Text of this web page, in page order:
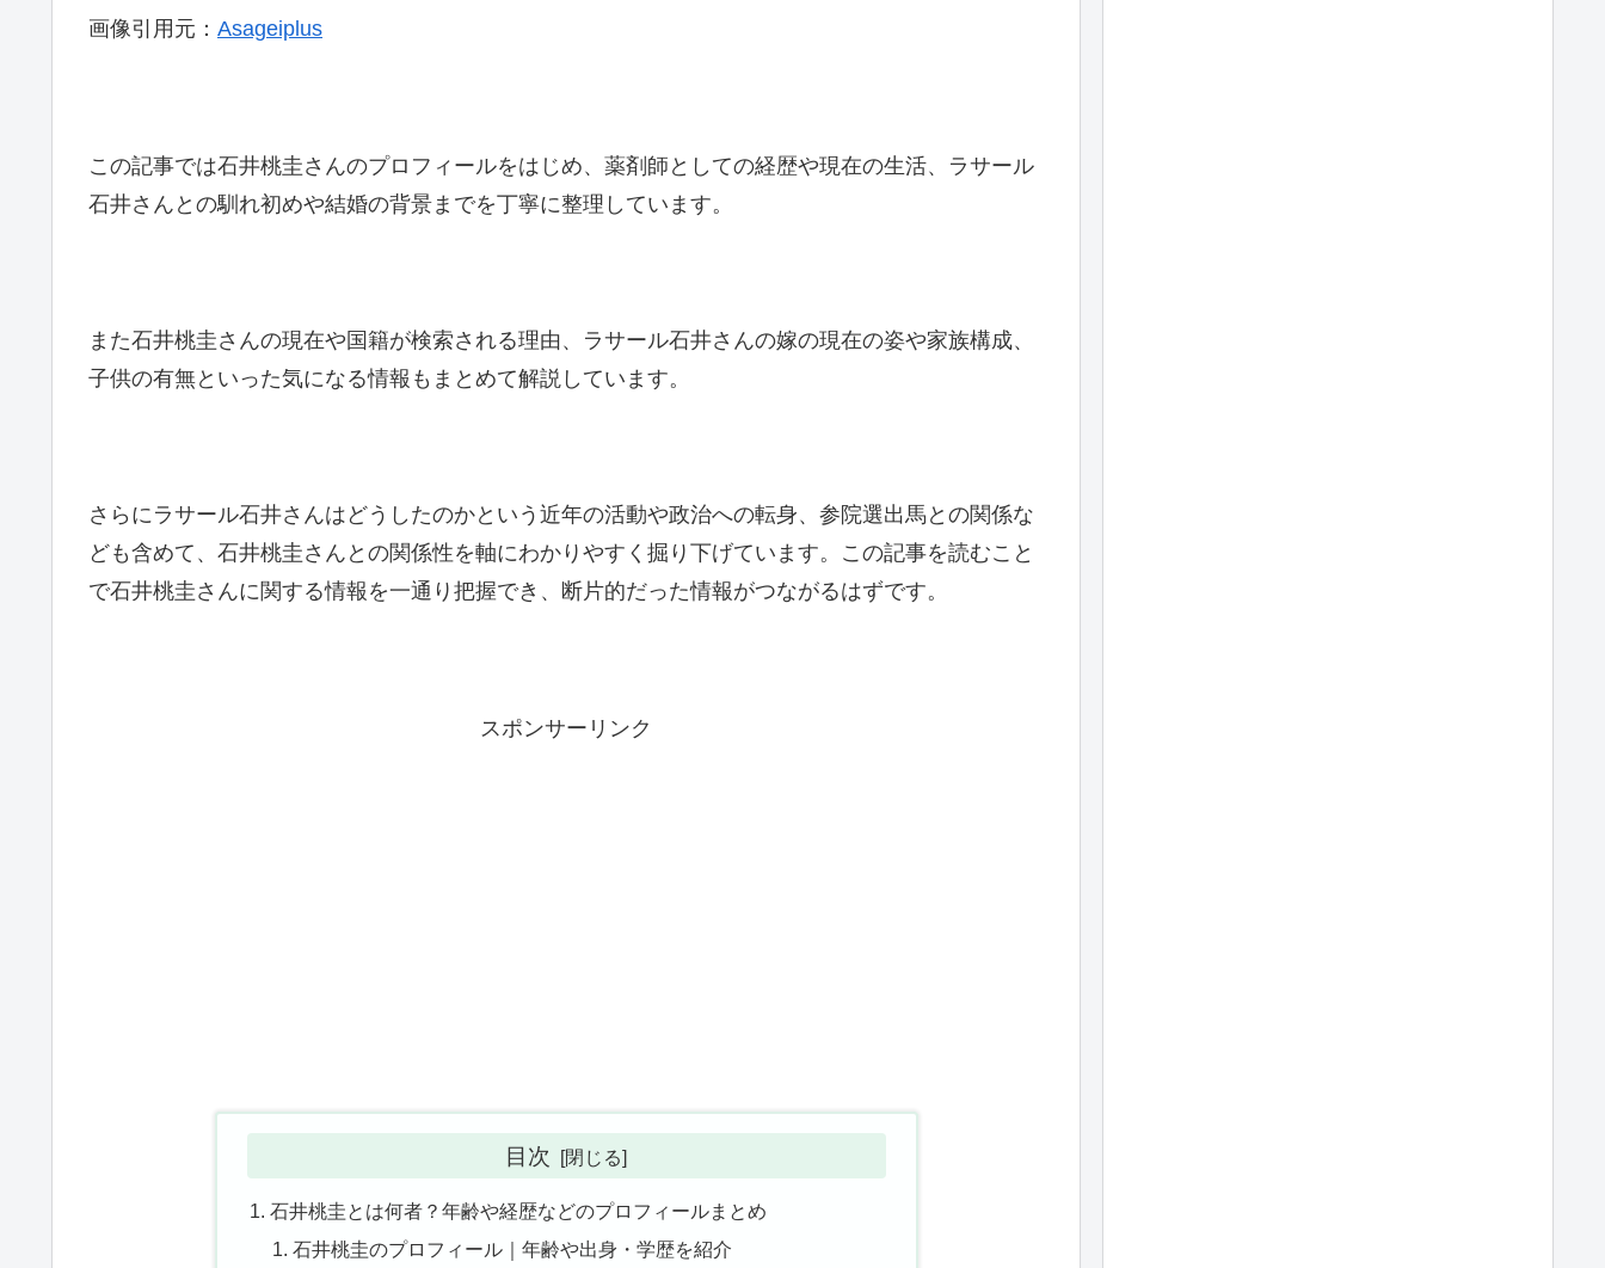
画像引用元： Asageiplus
この記事では石井桃圭さんのプロフィールをはじめ、薬剤師としての経歴や現在の生活、ラサール
石井さんとの馴れ初めや結婚の背景までを丁寧に整理しています。
また石井桃圭さんの現在や国籍が検索される理由、ラサール石井さんの嫁の現在の姿や家族構成、
子供の有無といった気になる情報もまとめて解説しています。
さらにラサール石井さんはどうしたのかという近年の活動や政治への転身、参院選出馬との関係な
ども含めて、石井桃圭さんとの関係性を軸にわかりやすく掘り下げています。この記事を読むこと
で石井桃圭さんに関する情報を一通り把握でき、断片的だった情報がつながるはずです。
スポンサーリンク
目次
石井桃圭とは何者？年齢や経歴などのプロフィールまとめ
石井桃圭のプロフィール｜年齢や出身・学歴を紹介